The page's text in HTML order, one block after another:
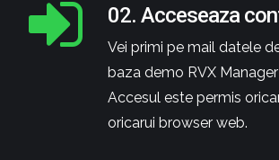
02. Acceseaza
Vei primi pe mail datele
baza demo RVX Manager
Accesul este permis
oricarui browser web.